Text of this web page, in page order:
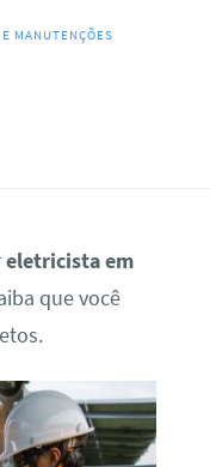
MANUTENÇÕES
eletricista em
que você